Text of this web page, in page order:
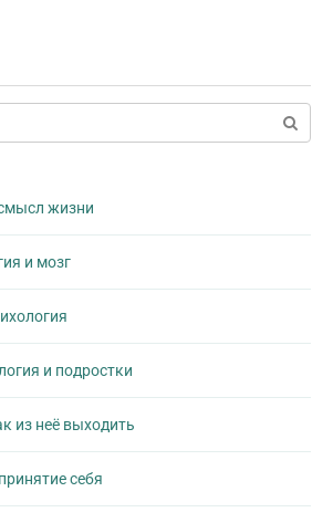
жизни
и мозг
и подростки
из неё выходить
себя